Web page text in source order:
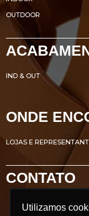
Utilizamos
Utilizamos
OUTDOOR
IND & OUT
ONDE
LOJAS E
CONTATO
Avenida Renato